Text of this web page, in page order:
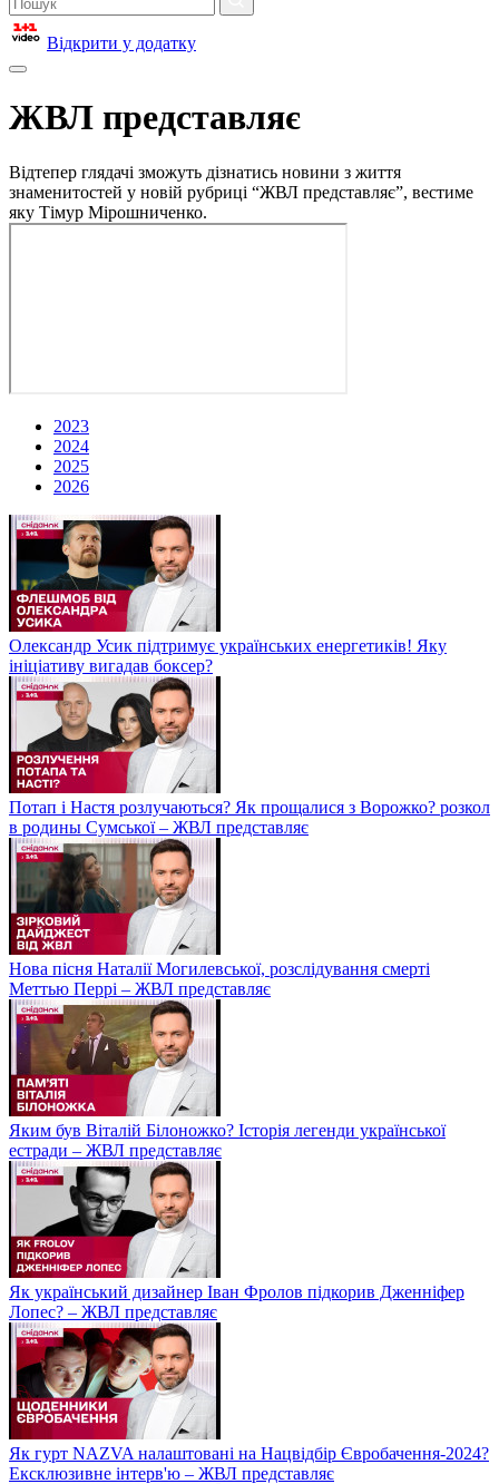
Відкрити у додатку
ЖВЛ представляє
Відтепер глядачі зможуть дізнатись новини з життя
знаменитостей у новій рубриці “ЖВЛ представляє”, вестиме
яку Тімур Мірошниченко.
2023
2024
2025
2026
Олександр Усик підтримує українських енергетиків! Яку
ініціативу вигадав боксер?
Потап і Настя розлучаються? Як прощалися з Ворожко? розкол
в родины Сумської – ЖВЛ представляє
Нова пісня Наталії Могилевської, розслідування смерті
Меттью Перрі – ЖВЛ представляє
Яким був Віталій Білоножко? Історія легенди української
естради – ЖВЛ представляє
Як український дизайнер Іван Фролов підкорив Дженніфер
Лопес? – ЖВЛ представляє
Як гурт NAZVA налаштовані на Нацвідбір Євробачення-2024?
Ексклюзивне інтерв'ю – ЖВЛ представляє